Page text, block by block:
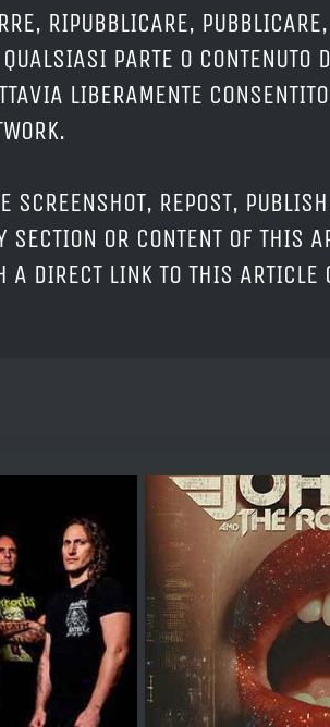
RIPUBBLICARE,
PARTE O
LIBERAMENTE
SCREENSHOT, REPOST,
OR CONTENT OF THIS
A DIRECT LINK TO THIS